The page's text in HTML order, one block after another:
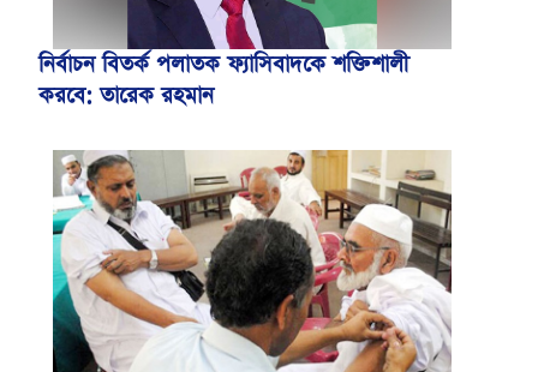
নির্বাচন বিতর্ক পলাতক ফ্যাসিবাদকে শক্তিশালী
করবে: তারেক রহমান